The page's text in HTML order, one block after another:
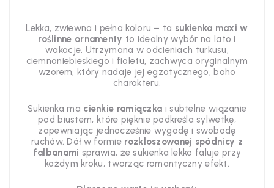
Lekka, zwiewna i pełna koloru – ta sukienka maxi w
roślinne ornamenty to idealny wybór na lato i
wakacje. Utrzymana w odcieniach turkusu,
ciemnoniebieskiego i fioletu, zachwyca oryginalnym
wzorem, który nadaje jej egzotycznego, boho
charakteru.
Sukienka ma cienkie ramiączka i subtelne wiązanie
pod biustem, które pięknie podkreśla sylwetkę,
zapewniając jednocześnie wygodę i swobodę
ruchów. Dół w formie rozkloszowanej spódnicy z
falbanami sprawia, że sukienka lekko faluje przy
każdym kroku, tworząc romantyczny efekt.